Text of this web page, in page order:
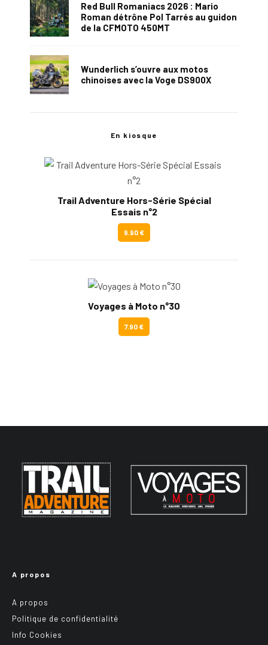
Red Bull Romaniacs 2026 : Mario
Roman détrône Pol Tarrés au guidon
de la CFMOTO 450MT
Wunderlich s’ouvre aux motos
chinoises avec la Voge DS900X
En kiosque
Trail Adventure Hors-Série Spécial
Essais n°2
9.90 €
Voyages à Moto n°30
7.90 €
A propos
A propos
Politique de confidentialité
Info Cookies